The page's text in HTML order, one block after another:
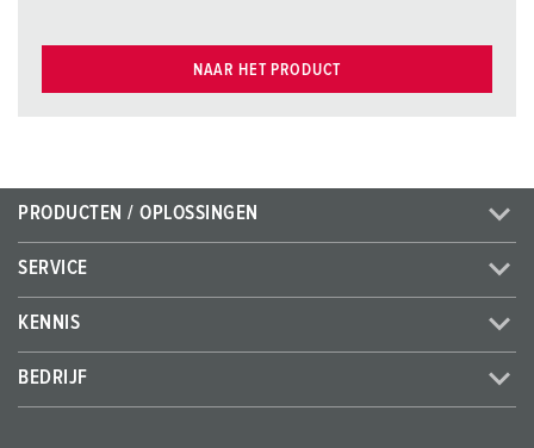
NAAR HET PRODUCT
PRODUCTEN / OPLOSSINGEN
SERVICE
KENNIS
BEDRIJF